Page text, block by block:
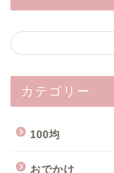
カテゴリー
100均
おでかけ